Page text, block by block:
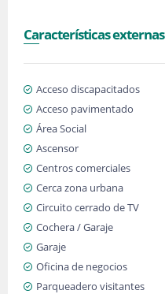
Características externas
Acceso discapacitados
Acceso pavimentado
Área Social
Ascensor
Centros comerciales
Cerca zona urbana
Circuito cerrado de TV
Cochera / Garaje
Garaje
Oficina de negocios
Parqueadero visitantes